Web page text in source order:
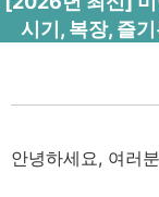
시기, 복장, 즐
안녕하세요, 여러